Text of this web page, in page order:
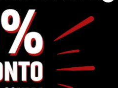
SKANK - OURO